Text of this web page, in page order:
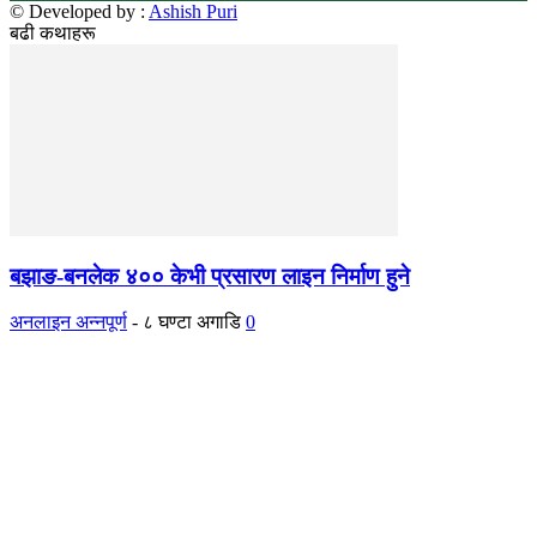
© Developed by : Ashish Puri
बढी कथाहरू
बझाङ-बनलेक ४०० केभी प्रसारण लाइन निर्माण हुने
अनलाइन अन्नपूर्ण - ८ घण्टा अगाडि 0